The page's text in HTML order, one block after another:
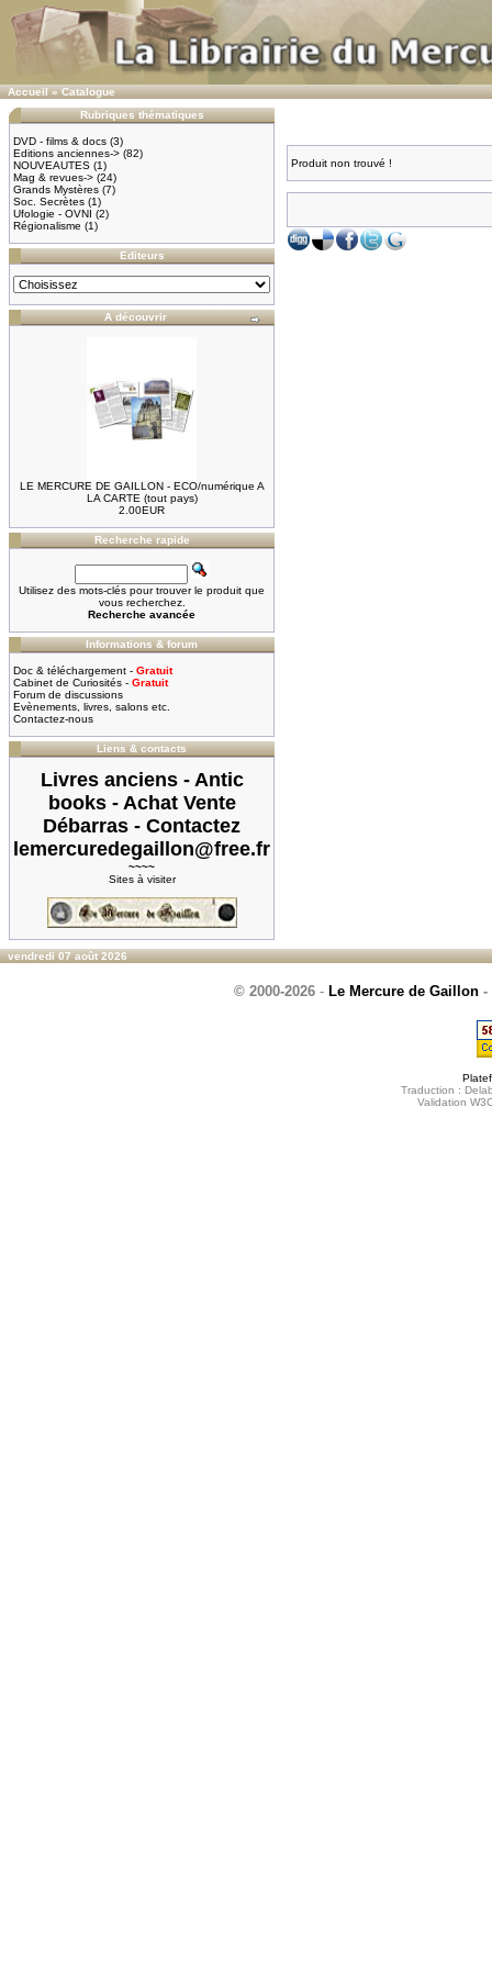
Accueil»Catalogue
Rubriques thématiques
DVD - films & docs (3)
Editions anciennes-> (82)
NOUVEAUTES (1)
Mag & revues-> (24)
Grands Mystères (7)
Soc. Secrètes (1)
Ufologie - OVNI (2)
Régionalisme (1)
Editeurs
A découvrir
LE MERCURE DE GAILLON - ECO/numérique A
LA CARTE (tout pays)
2.00EUR
Recherche rapide
Utilisez des mots-clés pour trouver le produit que
vous recherchez.
Recherche avancée
Informations & forum
Doc & téléchargement - Gratuit
Cabinet de Curiosités - Gratuit
Forum de discussions
Evènements, livres, salons etc.
Contactez-nous
Liens & contacts
Livres anciens - Antic
books - Achat Vente
Débarras - Contactez
lemercuredegaillon@free.fr
~~~~
Sites à visiter
Produit non trouvé !
vendredi 07 août 2026
© 2000-2026 - Le Mercure de Gaillon -
Traduction :
Validation